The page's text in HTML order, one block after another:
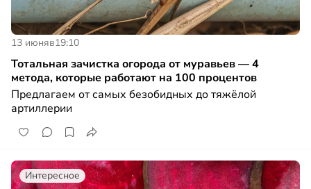
13 июняв19:10
Тотальная зачистка огорода от муравьев — 4
метода, которые работают на 100 процентов
Предлагаем от самых безобидных до тяжёлой
артиллерии
Интересное